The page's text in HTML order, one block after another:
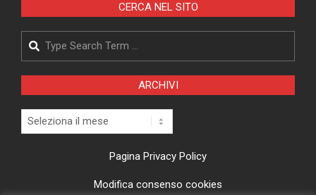
CERCA NEL SITO
Search
ARCHIVI
Archivi
Pagina Privacy Policy
Modifica consenso cookies